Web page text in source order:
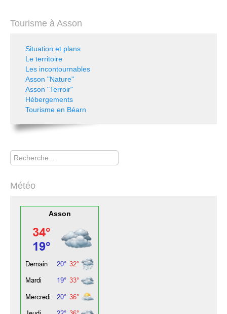
Tourisme à Asson
Situation et plans
Le territoire
Les incontournables
Asson "Nature"
Asson "Terroir"
Hébergements
Tourisme en Béarn
Rechercher
Météo
Asson